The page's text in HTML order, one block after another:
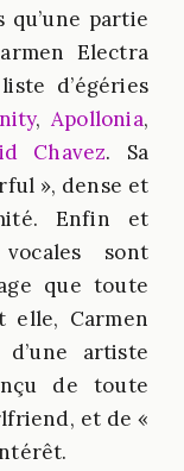
partie
Electra
d’égéries
, Apollonia,
Chavez. Sa
», dense et
Enfin et
sont
que toute
elle, Carmen
artiste
de toute
et de «